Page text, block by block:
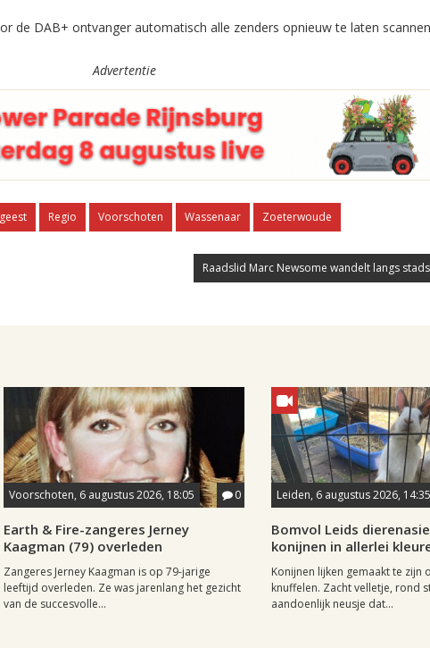
de DAB+ ontvanger automatisch alle zenders opnieuw te laten
Advertentie
Regio Voorschoten Wassenaar Zoeterwoude
Raadslid Marc Newsome wandelt langs
Voorschoten, 6 augustus 2026, 18:05 0
Earth & Fire-zangeres Jerney
Kaagman (79) overleden
Zangeres Jerney Kaagman is op 79-jarige
leeftijd overleden. Ze was jarenlang het gezicht
van de succesvolle...
Leiden, 6 augustus 2026, 14:35
Bomvol Leids
konijnen in allerlei
Konijnen lijken gemaakt te zijn
knuffelen. Zacht velletje, rond
aandoenlijk neusje dat...